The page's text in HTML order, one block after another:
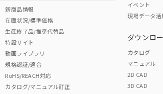
Cr(VI)
新商品情報
在庫状況/標準価格
生産終了品/推奨代替品
特設サイト
動画ライブラリ
規格認証/適合
RoHS/REACH対応
カタログ/マニュアル訂正
イベント
現場データ
ダウンロ
カタログ
マニュアル
2D CAD
3D CAD